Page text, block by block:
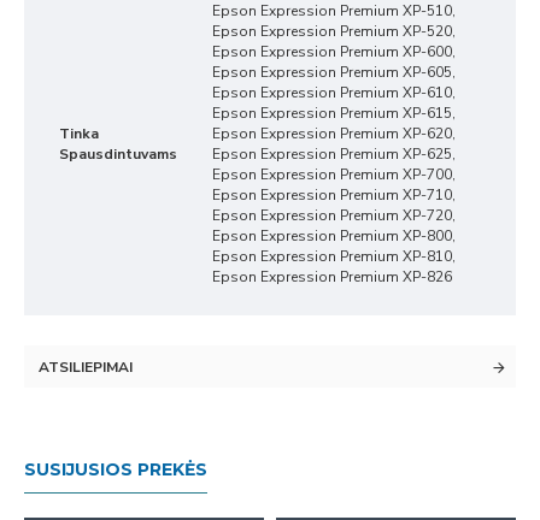
Tinka
Spausdintuvams
Epson Expression Premium XP-510,
Epson Expression Premium XP-520,
Epson Expression Premium XP-600,
Epson Expression Premium XP-605,
Epson Expression Premium XP-610,
Epson Expression Premium XP-615,
Epson Expression Premium XP-620,
Epson Expression Premium XP-625,
Epson Expression Premium XP-700,
Epson Expression Premium XP-710,
Epson Expression Premium XP-720,
Epson Expression Premium XP-800,
Epson Expression Premium XP-810,
Epson Expression Premium XP-826
ATSILIEPIMAI
SUSIJUSIOS PREKĖS